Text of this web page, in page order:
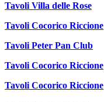
Tavoli Villa delle Rose
Tavoli Cocorico Riccione
Tavoli Peter Pan Club
Tavoli Cocorico Riccione
Tavoli Cocorico Riccione